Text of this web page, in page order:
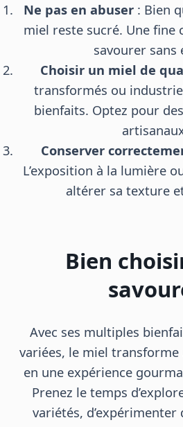
Ne pas en abuser: Bien
miel reste sucré. Une fine
savourer sans
Choisir un miel de
transformés ou
bienfaits. Optez pour
Conserver
L’exposition à la lumière
altérer sa texture
Bien
Avec ses multiples
variées, le miel
en une expérience
Prenez le temps
variétés, d’expérimenter